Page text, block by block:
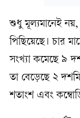
শুধু মূল্যমানেই নয়,
পিছিয়েছে। চার
সংখ্যা কমেছে ৯
তা বেড়েছে ২
শতাংশ এবং